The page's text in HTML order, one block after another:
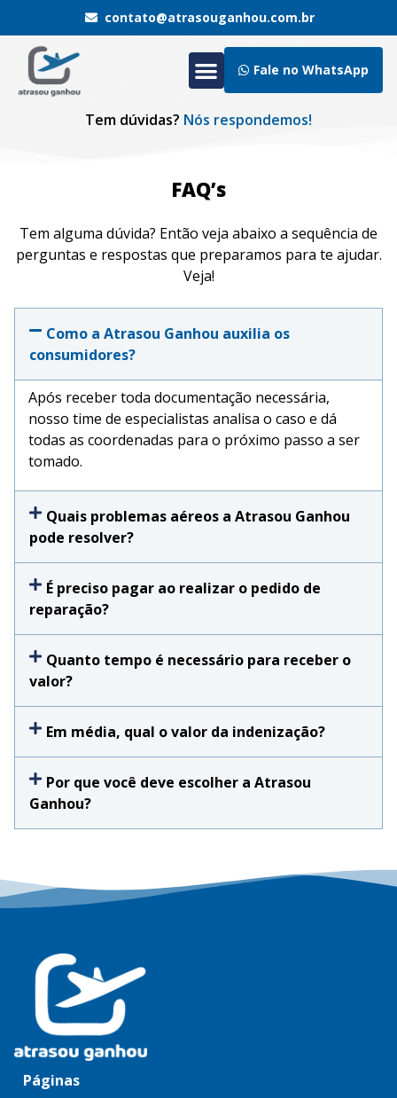
contato@atrasouganhou.com.br
Fale no WhatsApp
Tem dúvidas? Nós respondemos!
FAQ’s
Tem alguma dúvida? Então veja abaixo a sequência de
perguntas e respostas que preparamos para te ajudar.
Veja!
Como a Atrasou Ganhou auxilia os
consumidores?
Após receber toda documentação necessária,
nosso time de especialistas analisa o caso e dá
todas as coordenadas para o próximo passo a ser
tomado.
Quais problemas aéreos a Atrasou Ganhou
pode resolver?
É preciso pagar ao realizar o pedido de
reparação?
Quanto tempo é necessário para receber o
valor?
Em média, qual o valor da indenização?
Por que você deve escolher a Atrasou
Ganhou?
Páginas